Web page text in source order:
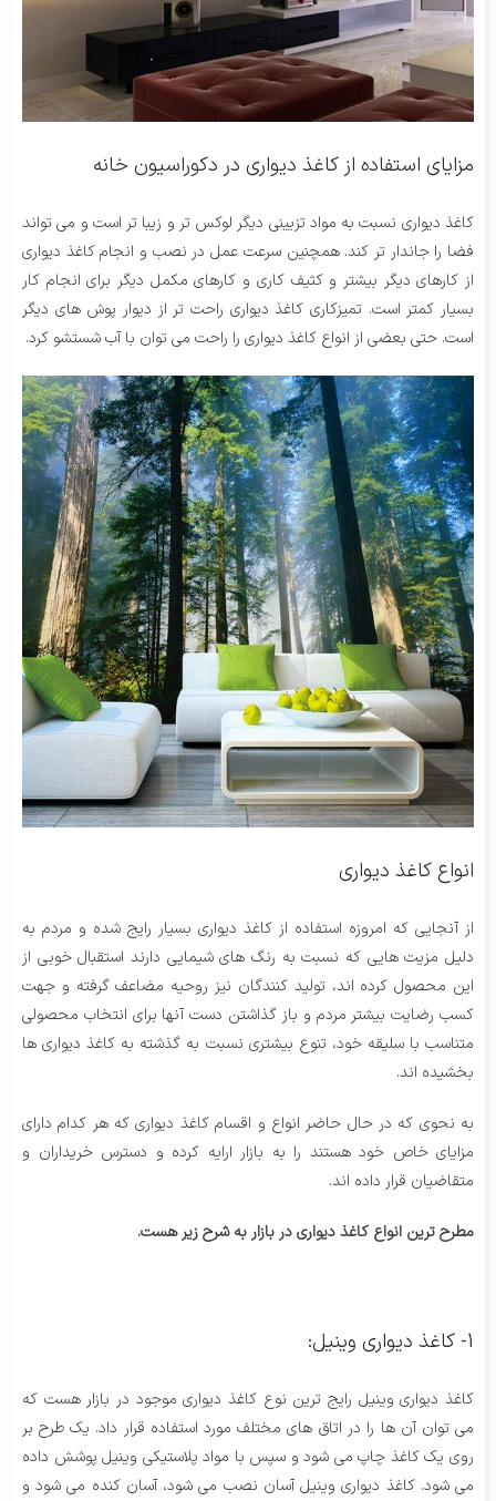
مزایای استفاده از کاغذ دیواری در دکوراسیون خانه
کاغذ دیواری نسبت به مواد تزیینی دیگر لوکس تر و زیبا تر است و می تواند
فضا را جاندار تر کند. همچنین سرعت عمل در نصب و انجام کاغذ دیواری
از کارهای دیگر بیشتر و کثیف کاری و کارهای مکمل دیگر برای انجام کار
بسیار کمتر است. تمیزکاری کاغذ دیواری راحت تر از دیوار پوش های دیگر
است. حتی بعضی از انواع کاغذ دیواری را راحت می توان با آب شستشو کرد.
انواع کاغذ دیواری
از آنجایی که امروزه استفاده از کاغذ دیواری بسیار رایج شده و مردم به
دلیل مزیت هایی که نسبت به رنگ های شیمایی دارند استقبال خوبی از
این محصول کرده اند، تولید کنندگان نیز روحیه مضاعف گرفته و جهت
کسب رضایت بیشتر مردم و باز گذاشتن دست آنها برای انتخاب محصولی
متناسب با سلیقه خود، تنوع بیشتری نسبت به گذشته به کاغذ دیواری ها
بخشیده اند.
به نحوی که در حال حاضر انواع و اقسام کاغذ دیواری که هر کدام دارای
مزایای خاص خود هستند را به بازار ارایه کرده و دسترس خریداران و
متقاضیان قرار داده اند.
مطرح ترین انواع کاغذ دیواری در بازار به شرح زیر هست.
1- کاغذ دیواری وینیل:
کاغذ دیواری وینیل رایج ترین نوع کاغذ دیواری موجود در بازار هست که
می توان آن ها را در اتاق های مختلف مورد استفاده قرار داد. یک طرح بر
روی یک کاغذ چاپ می شود و سپس با مواد پلاستیکی وینیل پوشش داده
می شود. کاغذ دیواری وینیل آسان نصب می شود، آسان کنده می شود و